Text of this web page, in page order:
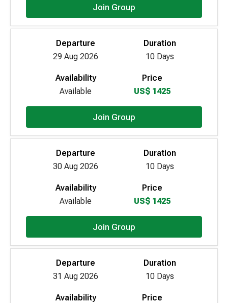
Join Group
Departure
29 Aug 2026
Duration
10 Days
Availability
Available
Price
US$ 1425
Join Group
Departure
30 Aug 2026
Duration
10 Days
Availability
Available
Price
US$ 1425
Join Group
Departure
31 Aug 2026
Duration
10 Days
Availability
Price